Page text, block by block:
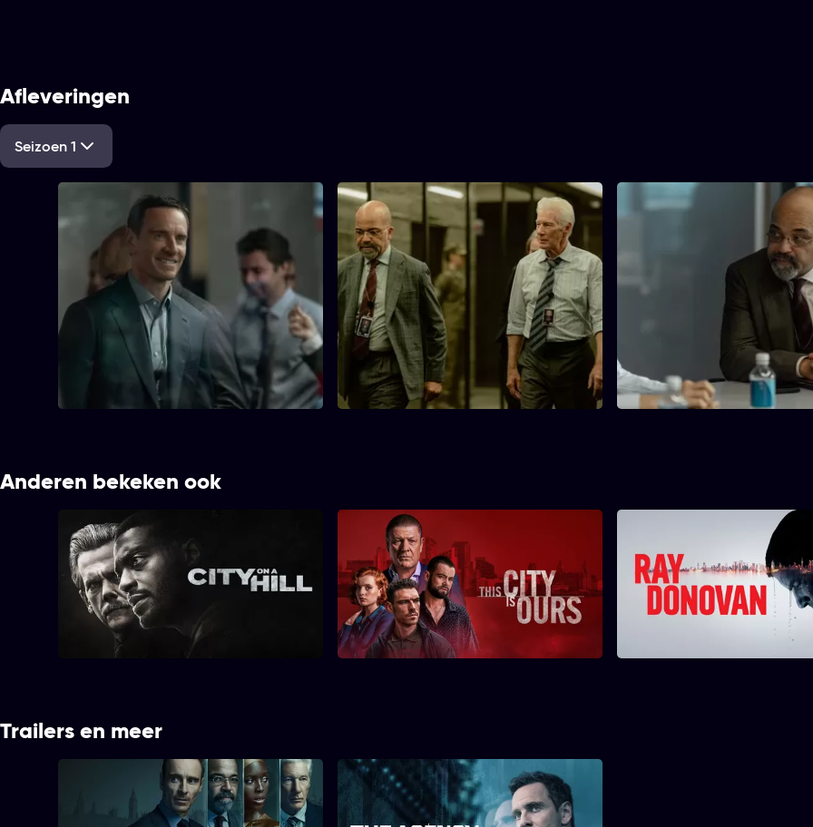
Afleveringen
Seizoen 1
1. The Bends
1. The Bends
Undercover CIA-agent Martian wordt
terug geroepen naar Londen. Een
incident in Wit-Rusland zorgt ervoor dat
Bosko en Henry tegenover Langley
komen te staan. Iemand onverwacht
duikt terug op in het leven van Martian.
2. Wooden Duck
2. Wooden Duck
Tijdsduur
48 min
Dr. Blake arriveert vanuit Langley en
wordt op de proef gesteld door Martian
en Henry. Een angstige bron van
informatie dreigt een missie in gevaar te
brengen. Martian stelt de motieven van
Sami in vraag.
3. Hawk from a
3. Hawk from a Handsaw
Henry stelt Martian in vraag.
gebrieft voor een geheime
doet een schokkende
Martian gaat de confrontatie
Sami.
Anderen bekeken ook
City on a Hill This City Is Ours Ray Donovan
Trailers en meer